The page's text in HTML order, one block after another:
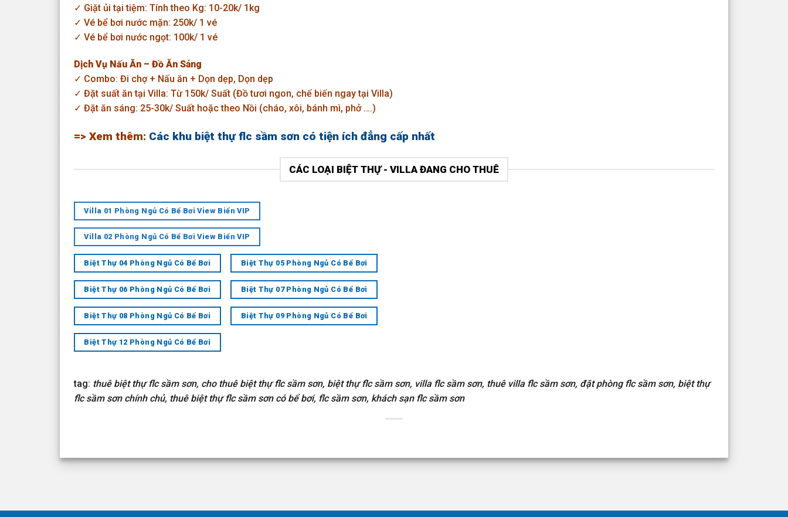
✓ Giặt ủi tại tiệm: Tính theo Kg: 10-20k/ 1kg
✓ Vé bể bơi nước mặn: 250k/ 1 vé
✓ Vé bể bơi nước ngọt: 100k/ 1 vé
Dịch Vụ Nấu Ăn – Đồ Ăn Sáng
✓ Combo: Đi chợ + Nấu ăn + Dọn dẹp, Dọn dẹp
✓ Đặt suất ăn tại Villa: Từ 150k/ Suất (Đồ tươi ngon, chế biến ngay tại Villa)
✓ Đặt ăn sáng: 25-30k/ Suất hoặc theo Nồi (cháo, xôi, bánh mì, phở ….)
=> Xem thêm: Các khu biệt thự flc sầm sơn có tiện ích đẳng cấp nhất
CÁC LOẠI BIỆT THỰ - VILLA ĐANG CHO THUÊ
Villa 01 Phòng Ngủ Có Bể Bơi View Biển VIP
Villa 02 Phòng Ngủ Có Bể Bơi View Biển VIP
Biệt Thự 04 Phòng Ngủ Có Bể Bơi Biệt Thự 05 Phòng Ngủ Có Bể Bơi
Biệt Thự 06 Phòng Ngủ Có Bể Bơi Biệt Thự 07 Phòng Ngủ Có Bể Bơi
Biệt Thự 08 Phòng Ngủ Có Bể Bơi Biệt Thự 09 Phòng Ngủ Có Bể Bơi
Biệt Thự 12 Phòng Ngủ Có Bể Bơi
tag: thuê biệt thự flc sầm sơn, cho thuê biệt thự flc sầm sơn, biệt thự flc sầm sơn, villa flc sầm sơn, thuê villa flc sầm sơn, đặt phòng flc sầm sơn, biệt thự
flc sầm sơn chính chủ, thuê biệt thự flc sầm sơn có bể bơi, flc sầm sơn, khách sạn flc sầm sơn